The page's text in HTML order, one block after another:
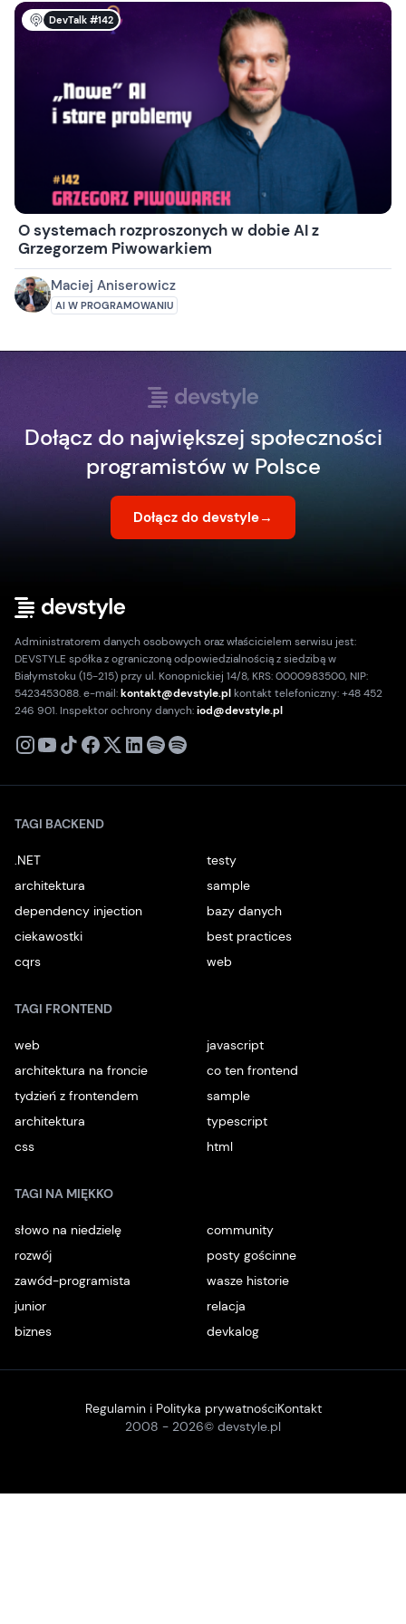
DevTalk #142
O systemach rozproszonych w dobie AI z
Grzegorzem Piwowarkiem
Maciej Aniserowicz
AI W PROGRAMOWANIU
Dołącz do największej społeczności
programistów w Polsce
Dołącz do devstyle→
Administratorem danych osobowych oraz właścicielem serwisu jest:
DEVSTYLE spółka z ograniczoną odpowiedzialnością z siedzibą w
Białymstoku (15-215) przy ul. Konopnickiej 14/8, KRS: 0000983500, NIP:
5423453088. e-mail:kontakt@devstyle.plkontakt telefoniczny: +48 452
246 901. Inspektor ochrony danych:iod@devstyle.pl
X
TAGI BACKEND
.NET
testy
architektura
sample
dependency injection
bazy danych
ciekawostki
best practices
cqrs
web
TAGI FRONTEND
web
javascript
architektura na froncie
co ten frontend
tydzień z frontendem
sample
architektura
typescript
css
html
TAGI NA MIĘKKO
słowo na niedzielę
community
rozwój
posty gościnne
zawód-programista
wasze historie
junior
relacja
biznes
devkalog
2008 - 2026© devstyle.pl
Regulamin i Polityka prywatnościKontakt